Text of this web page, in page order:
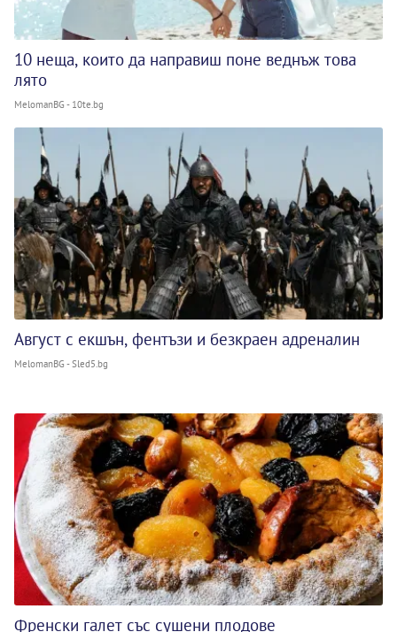
10 неща, които да направиш поне веднъж това
лято
MelomanBG - 10te.bg
Август с екшън, фентъзи и безкраен адреналин
MelomanBG - Sled5.bg
Френски галет със сушени плодове